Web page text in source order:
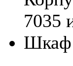
7035
Шкаф